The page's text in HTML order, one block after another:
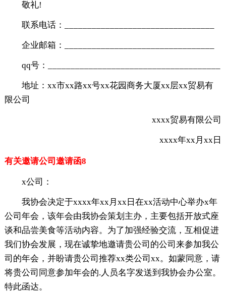
敬礼!
联系电话：_________________________________
企业邮箱：_________________________________
qq号：______________________________________
地址：xx市xx路xx号xx花园商务大厦xx层xx贸易有
限公司
xxxx贸易有限公司
xxxx年xx月xx日
有关邀请公司邀请函8
x公司：
我协会决定于xxxx年xx月xx日在xx活动中心举办x年
公司年会，该年会由我协会策划主办，主要包括开放式座
谈和品尝美食等活动内容。为了加强经验交流，互相促进
我们协会发展，现在诚挚地邀请贵公司的公司来参加我公
司的年会，并盼请贵公司推荐xx类公司xx。如蒙同意，请
将贵公司同意参加年会的.人员名字发送到我协会办公室。
特此函达。